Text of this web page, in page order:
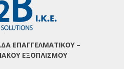
ΕΠΑΓΓΕΛΜΑΤΙΚΟΥ –
ΕΞΟΠΛΙΣΜΟΥ